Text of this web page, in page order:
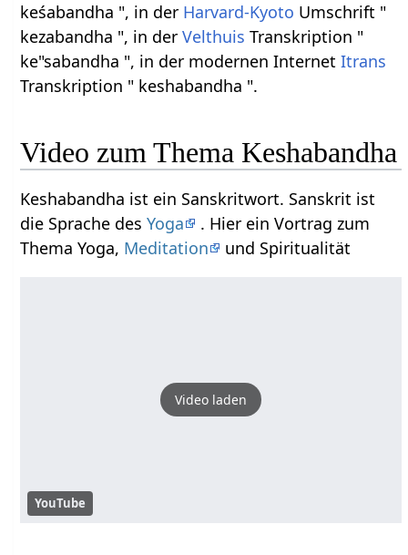
keśabandha ", in der Harvard-Kyoto Umschrift "
kezabandha ", in derVelthuis Transkription "
ke"sabandha ", in der modernen InternetItrans
Transkription " keshabandha ".
Video zum Thema Keshabandha
Keshabandha ist ein Sanskritwort. Sanskrit ist
die Sprache desYoga
. Hier ein Vortrag zum
Thema Yoga, Meditation und Spiritualität
Video laden
YouTube